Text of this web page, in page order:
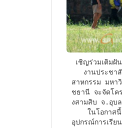
สาหกรรม มหา
ชธานี จะจัดโ
งสามสิบ จ.อุบ
อุปกรณ์การเรี